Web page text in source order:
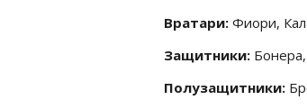
Вратари: Фиори,
Защитники:
Полузащитники: